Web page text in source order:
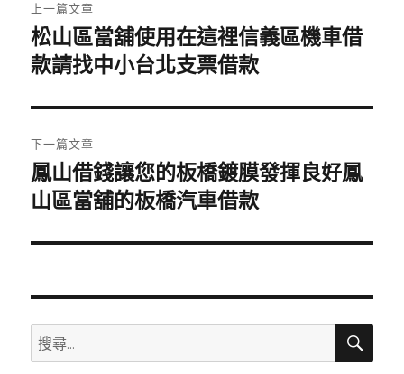
章
導
覽
上一篇文章
上
一
文
章:
松山區當舖使用在這裡信義區機車借
款請找中小台北支票借款
下一篇文章
下
一
文
鳳山借錢讓您的板橋鍍膜發揮良好鳳
山區當舖的板橋汽車借款
搜
尋
搜